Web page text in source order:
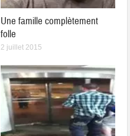
Une famille complètement
folle
2 juillet 2015